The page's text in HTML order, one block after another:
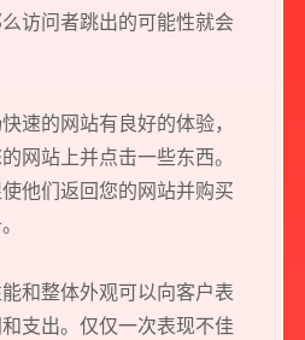
访问者跳出的可能性就会
速的网站有良好的体验，
网站上并点击一些东西。
他们返回您的网站并购买
和整体外观可以向客户表
支出。仅仅一次表现不佳